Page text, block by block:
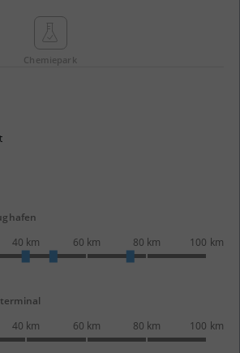
Chemie­park
40 km 60 km 80 km 100 km
40 km 60 km 80 km 100 km